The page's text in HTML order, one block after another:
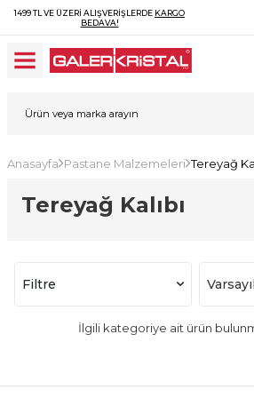
1499 TL VE ÜZERI ALIŞVERIŞLERDE KARGO
BEDAVA!
Anasayfa Pastane Malzemeleri Tereyağ
Tereyağ Kalıbı
Filtre
İlgili kategoriye ait ürün